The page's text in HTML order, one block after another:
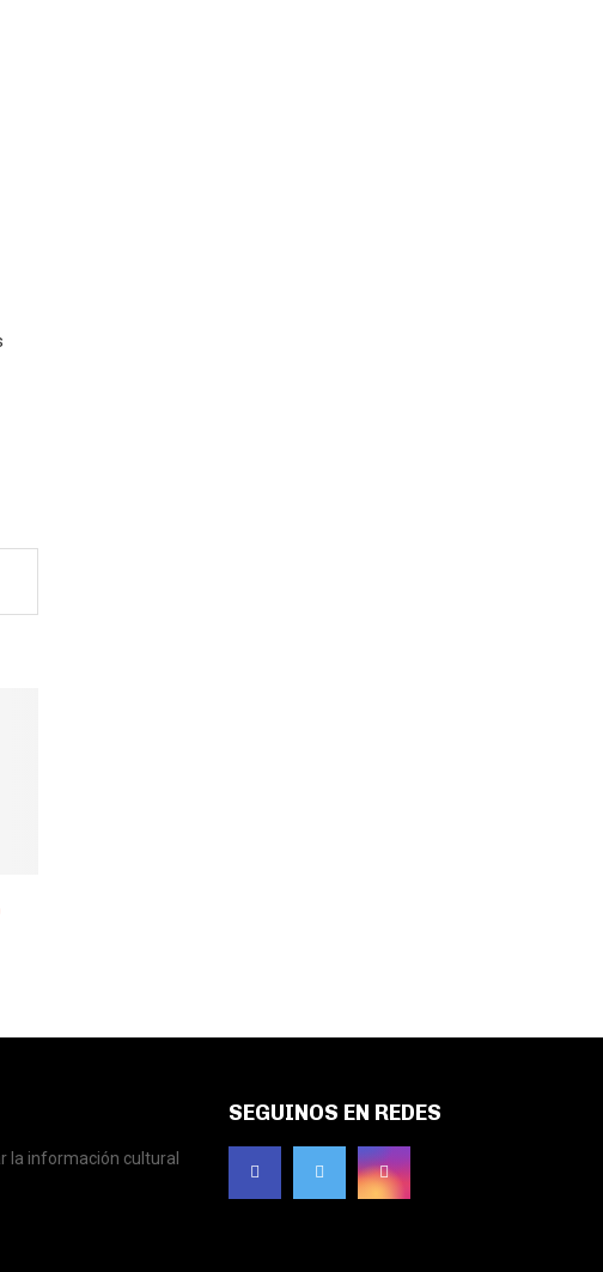
la información cultural
SEGUINOS EN REDES